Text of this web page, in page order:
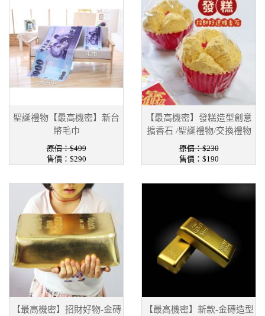
聖誕禮物【最高機密】新台
幣毛巾
原價：$499
售價：$290
【最高機密】發糕造型創意
擴香石 /聖誕禮物/交換禮物
原價：$230
售價：$190
【最高機密】招財好物-金磚
【最高機密】新款-金磚造型